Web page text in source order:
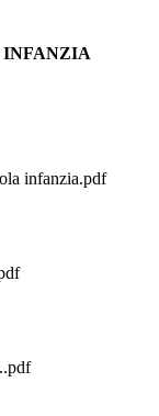
INFANZIA
infanzia.pdf